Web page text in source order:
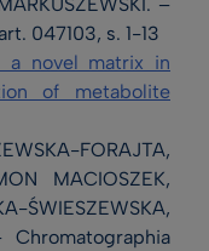
–
047103, s. 1-13
a novel matrix in
of metabolite
FORAJTA,
MACIOSZEK,
ŚWIESZEWSKA,
Chromatographia